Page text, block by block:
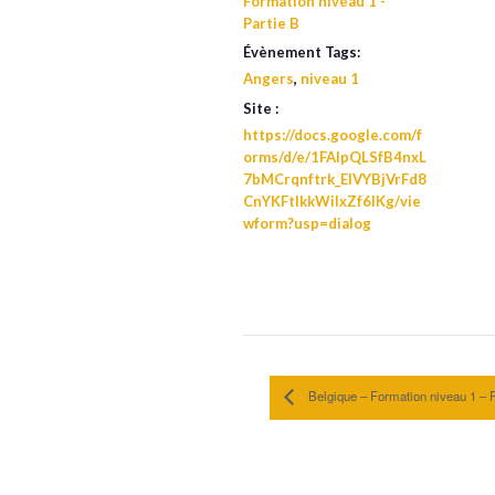
Partie B
Évènement Tags:
Angers, niveau 1
Site :
https://docs.google.com/f
orms/d/e/1FAIpQLSfB4nxL
7bMCrqnftrk_ElVYBjVrFd8
CnYKFtIkkWilxZf6lKg/vie
wform?usp=dialog
Belgique – Formation niveau 1 –